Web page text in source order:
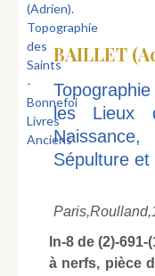
BAILLET
les Lieux
Sépulture et
Paris,Roulland,
In-8 de (2)-
à nerfs, pièce